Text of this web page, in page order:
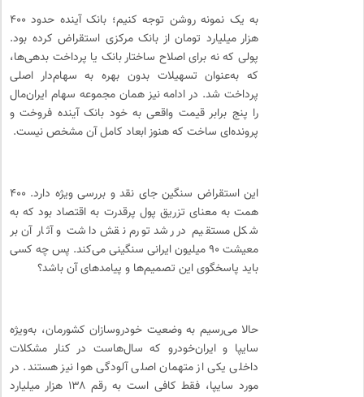
به یک نمونه روشن توجه کنیم؛ بانک آینده حدود ۴۰۰
هزار میلیارد تومان از بانک مرکزی استقراض کرده بود.
پولی که نه برای اصلاح ساختار بانک یا پرداخت بدهی‌ها،
که به‌عنوان تسهیلات بدون بهره به سهام‌دار اصلی
پرداخت شد. در ادامه نیز همان مجموعه سهام ایران‌مال
را پنج برابر قیمت واقعی به خود بانک آینده فروخت و
پرونده‌ای ساخت که هنوز ابعاد کامل آن مشخص نیست.
این استقراض سنگین جای نقد و بررسی ویژه دارد. ۴۰۰
همت به معنای تزریق پول پرقدرت به اقتصاد بود که به
شکل مستقیم در رشد تورم نقش داشت و آثار آن بر
معیشت ۹۰ میلیون ایرانی سنگینی می‌کند. پس چه کسی
باید پاسخگوی این تصمیم‌ها و پیامدهای آن باشد؟
حالا می‌رسیم به وضعیت خودروسازان کشورمان، به‌ویژه
سایپا و ایران‌خودرو که سال‌هاست در کنار مشکلات
داخلی یکی از متهمان اصلی آلودگی هوا نیز هستند. در
مورد سایپا، فقط کافی است به رقم ۱۳۸ هزار میلیارد